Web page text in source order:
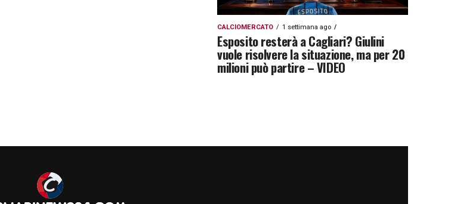
CALCIOMERCATO 1 settimana ago
Esposito resterà a Cagliari? Giulini
vuole risolvere la situazione, ma per 20
milioni può partire – VIDEO